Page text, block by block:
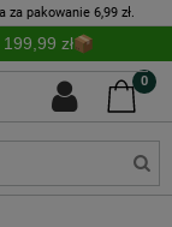
za pakowanie 6,99 zł.
zł
0